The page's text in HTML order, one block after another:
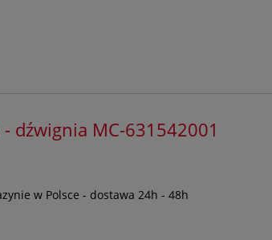
dźwignia MC-631542001
w Polsce - dostawa 24h - 48h